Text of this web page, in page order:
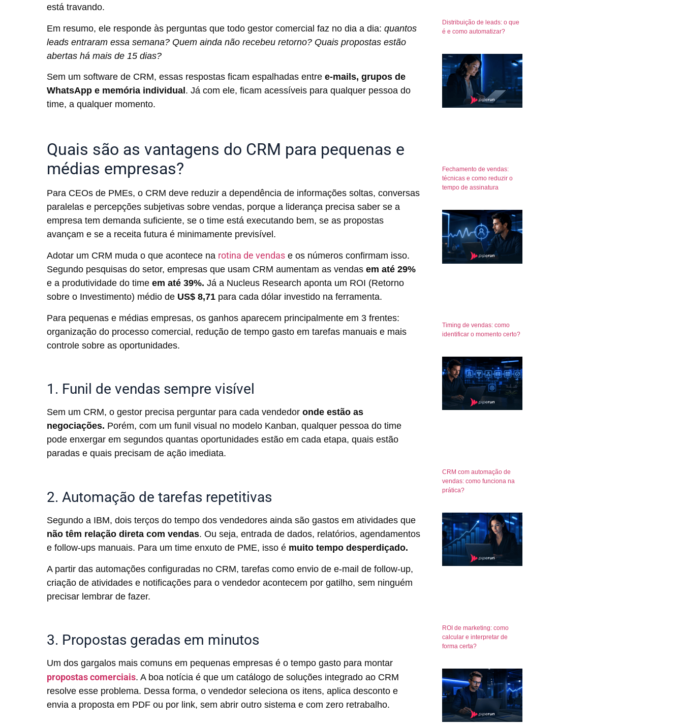
está travando.
Em resumo, ele responde às perguntas que todo gestor comercial faz no dia a dia: quantos
leads entraram essa semana? Quem ainda não recebeu retorno? Quais propostas estão
abertas há mais de 15 dias?
Sem um software de CRM, essas respostas ficam espalhadas entre e-mails, grupos de
WhatsApp e memória individual . Já com ele, ficam acessíveis para qualquer pessoa do
time, a qualquer momento.
Quais são as vantagens do CRM para pequenas e
médias empresas?
Para CEOs de PMEs, o CRM deve reduzir a dependência de informações soltas, conversas
paralelas e percepções subjetivas sobre vendas, porque a liderança precisa saber se a
empresa tem demanda suficiente, se o time está executando bem, se as propostas
avançam e se a receita futura é minimamente previsível.
Adotar um CRM muda o que acontece na rotina de vendas e os números confirmam isso.
Segundo pesquisas do setor, empresas que usam CRM aumentam as vendas em até 29%
e a produtividade do time em até 39%. Já a Nucleus Research aponta um ROI (Retorno
sobre o Investimento) médio de US$ 8,71 para cada dólar investido na ferramenta.
Para pequenas e médias empresas, os ganhos aparecem principalmente em 3 frentes:
organização do processo comercial, redução de tempo gasto em tarefas manuais e mais
controle sobre as oportunidades.
1. Funil de vendas sempre visível
Sem um CRM, o gestor precisa perguntar para cada vendedor onde estão as
negociações. Porém, com um funil visual no modelo Kanban, qualquer pessoa do time
pode enxergar em segundos quantas oportunidades estão em cada etapa, quais estão
paradas e quais precisam de ação imediata.
2. Automação de tarefas repetitivas
Segundo a IBM, dois terços do tempo dos vendedores ainda são gastos em atividades que
não têm relação direta com vendas. Ou seja, entrada de dados, relatórios, agendamentos
e follow-ups manuais. Para um time enxuto de PME, isso é muito tempo desperdiçado.
A partir das automações configuradas no CRM, tarefas como envio de e-mail de follow-up,
criação de atividades e notificações para o vendedor acontecem por gatilho, sem ninguém
precisar lembrar de fazer.
3. Propostas geradas em minutos
Um dos gargalos mais comuns em pequenas empresas é o tempo gasto para montar
propostas comerciais. A boa notícia é que um catálogo de soluções integrado ao CRM
resolve esse problema. Dessa forma, o vendedor seleciona os itens, aplica desconto e
envia a proposta em PDF ou por link, sem abrir outro sistema e com zero retrabalho.
Distribuição de leads: o que
é e como automatizar?
Fechamento de vendas:
técnicas e como reduzir o
tempo de assinatura
Timing de vendas: como
identificar o momento certo?
CRM com automação de
vendas: como funciona na
prática?
ROI de marketing: como
calcular e interpretar de
forma certa?